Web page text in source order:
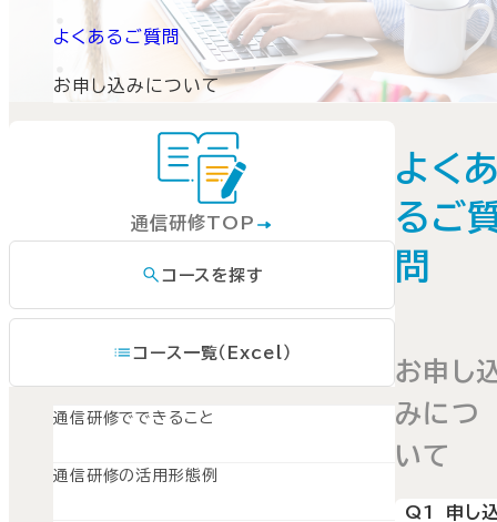
よくあるご質問
お申し込みについて
通信研修TOP
コースを探す
コース一覧（Excel）
通信研修でできること
通信研修の活用形態例
よく
るご
問
お申し
みにつ
いて
Q1
申し